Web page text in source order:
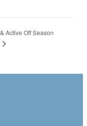
Active Off Season